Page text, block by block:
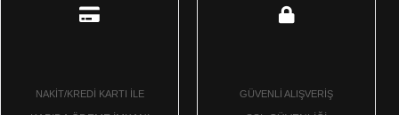
NAKİT/KREDİ KARTI İLE GÜVENLİ ALIŞVERİŞ